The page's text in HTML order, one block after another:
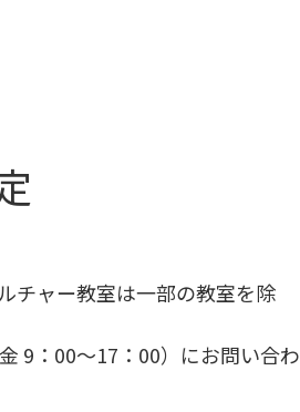
チャー教室は一部の教室を除
9：00～17：00）にお問い合わ